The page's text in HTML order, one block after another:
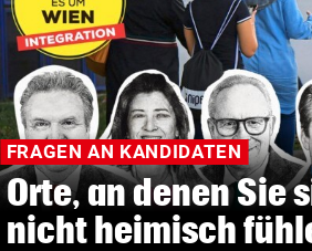
FRAGEN AN KANDIDATEN
Orte, an denen Sie
nicht heimisch